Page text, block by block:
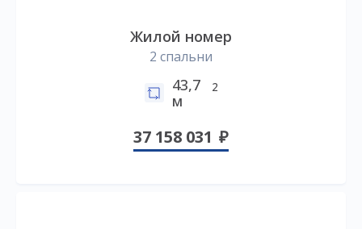
Жилой номер
2 спальни
43,7
м
2
37 158 031